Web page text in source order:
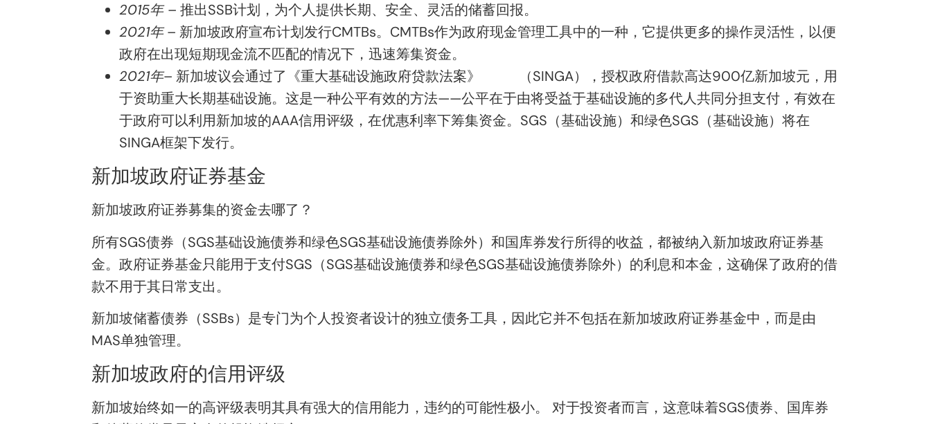
2015年– 推出SSB计划 ，为个人提供长期、 安全、灵活的储蓄回报。
2021年– 新加坡政府宣布计划发行CMTBs。CMTBs作为政府现金管理工具中的一种，它提供更多的操作灵活性，以便
政府在出现短期现金流不匹配的情况下，迅速筹集资金。
2021年– 新加坡议会通过了 《重大基础设施政府贷款法案》 （SINGA）
，授权政府借款高达900亿新加坡元，用
于资助重大长期基础设施。这是一种公平有效的方法——公平在于由将受益于基础设施的多代人共同分担支付，有效在
于政府可以利用新加坡的AAA信用评级，在优惠利率下筹集资金。 SGS（基础设施）和绿色SGS（基础设施） 将在
SINGA框架下发行。
新加坡政府证券基金
新加坡政府证券募集的资金去哪了？
所有SGS债券（SGS基础设施债券和绿色SGS基础设施债券除外） 和国库券发行所得的收益， 都被纳入新加坡政府证券基
金。政府证券基金只能用于支付SGS（SGS基础设施债券和绿色SGS基础设施债券除外） 的利息和本金，这确保了政府的借
款不用于其日常支出。
新加坡储蓄债券（SSBs）是专门为个人投资者设计的独立债务工具，因此它并不包括在新加坡政府证券基金中，而是由
MAS单独管理。
新加坡政府的信用评级
新加坡始终如一的高评级表明其具有强大的信用能力，违约的可能性极小。 对于投资者而言，这意味着SGS债券、国库券